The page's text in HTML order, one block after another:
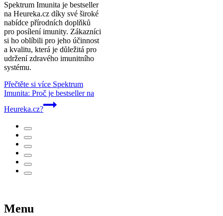
Spektrum Imunita je bestseller
na Heureka.cz díky své široké
nabídce přírodních doplňků
pro posílení imunity. Zákazníci
si ho oblíbili pro jeho účinnost
a kvalitu, která je důležitá pro
udržení zdravého imunitního
systému.
Přečtěte si více Spektrum
Imunita: Proč je bestseller na
Heureka.cz?
Menu